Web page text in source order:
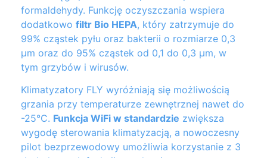
formaldehydy. Funkcję oczyszczania wspiera
dodatkowo filtr Bio HEPA, który zatrzymuje do
99% cząstek pyłu oraz bakterii o rozmiarze 0,3
μm oraz do 95% cząstek od 0,1 do 0,3 μm, w
tym grzybów i wirusów.
Klimatyzatory FLY wyróżniają się możliwością
grzania przy temperaturze zewnętrznej nawet do
-25°C. Funkcja WiFi w standardzie zwiększa
wygodę sterowania klimatyzacją, a nowoczesny
pilot bezprzewodowy umożliwia korzystanie z 3